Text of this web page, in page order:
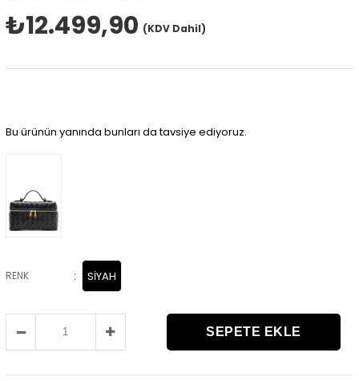
₺12.499,90 (KDV Dahil)
Bu ürünün yanında bunları da tavsiye ediyoruz.
RENK : SİYAH